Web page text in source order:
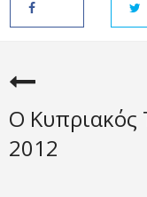
Ο Κυπριακός
2012